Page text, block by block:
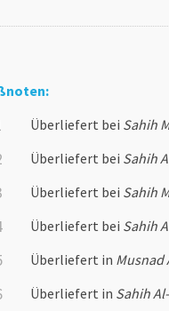
Überliefert bei Sahih
Überliefert bei Sahih
Überliefert bei Sahih
Überliefert bei Sahih
Überliefert in Musnad
Überliefert in Sahih